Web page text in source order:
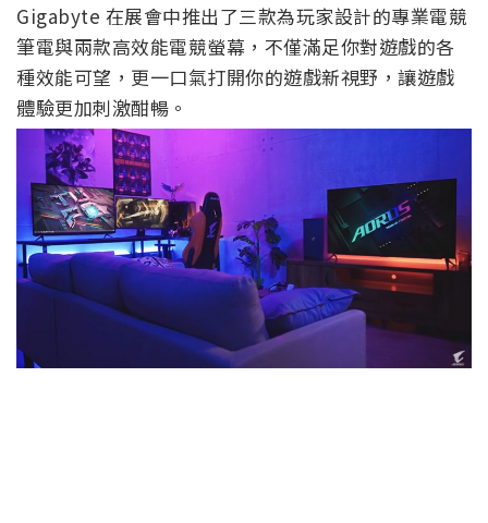
Gigabyte 在展會中推出了三款為玩家設計的專業電競
筆電與兩款高效能電競螢幕，不僅滿足你對遊戲的各
種效能可望，更一口氣打開你的遊戲新視野，讓遊戲
體驗更加刺激酣暢。